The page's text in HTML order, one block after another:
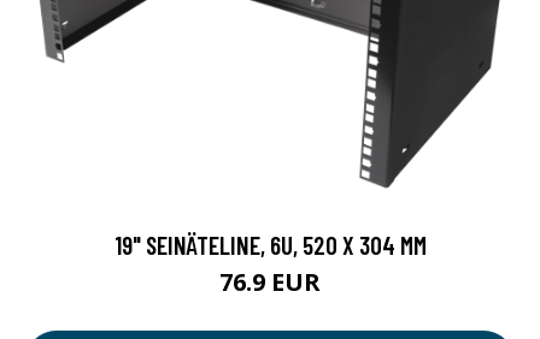
19" SEINÄTELINE, 6U, 520 X 304 MM
76.9 EUR